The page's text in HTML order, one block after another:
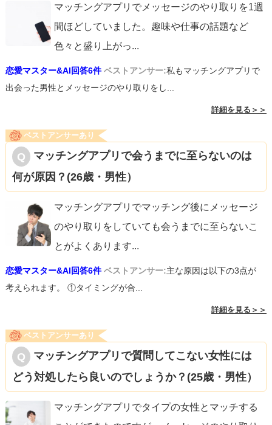
マッチングアプリでメッセージのやり取りを1週
間ほどしていました。趣味や仕事の話題など
色々と盛り上がっ...
恋愛マスター&AI回答6件 ベストアンサー:私もマッチングアプリで
出会った男性とメッセージのやり取りをし...
詳細を見る＞＞
ベストアンサーあり
マッチングアプリで会うまでに至らないのは
何が原因？(26歳・男性）
マッチングアプリでマッチング後にメッセージ
のやり取りをしていても会うまでに至らないこ
とがよくあります...
恋愛マスター&AI回答6件 ベストアンサー:主な原因は以下の3点が
考えられます。 ①タイミングが合...
詳細を見る＞＞
ベストアンサーあり
マッチングアプリで質問してこない女性には
どう対処したら良いのでしょうか？(25歳・男性）
マッチングアプリでタイプの女性とマッチする